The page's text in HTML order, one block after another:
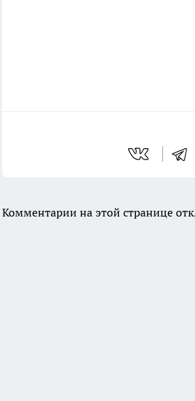
Комментарии на этой странице